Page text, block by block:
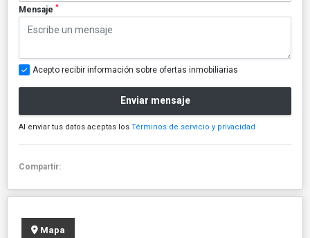
Mensaje *
Acepto recibir información sobre ofertas inmobiliarias
Enviar mensaje
Al enviar tus datos aceptas los Términos de servicio y privacidad
Compartir:
Mapa